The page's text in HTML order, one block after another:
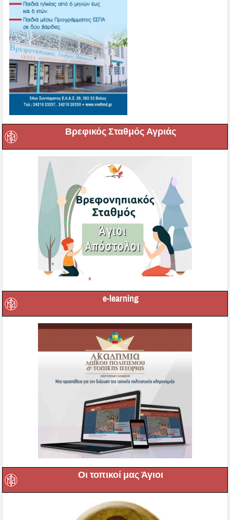
Βρεφικός Σταθμός Αγριάς
e-learning
Οι τοπικοί μας Άγιοι